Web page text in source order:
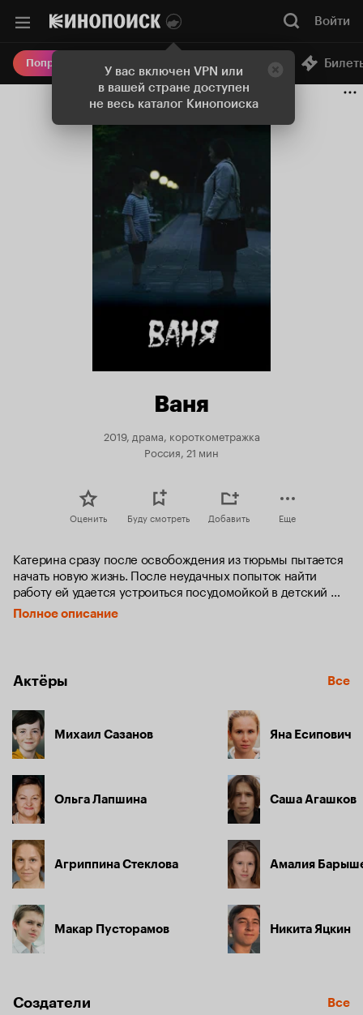
У вас включен VPN или
в вашей стране доступен
не весь каталог Кинопоиска
Войти
Попробовать Плюс Онлайн-кинотеатр
Ваня
2019, драма, короткометражка
Россия, 21 мин
Оценить Буду смотреть Добавить Еще
Катерина сразу после освобождения из тюрьмы пытается
начать новую жизнь. После неудачных попыток найти
работу ей удается устроиться посудомойкой в детский
дом. Самый младший и самый проблемный ребенок Ваня
решает, что Катерина его настоящая мама.
Полное описание
Актёры Все
Михаил Сазанов
Ольга Лапшина
Агриппина Стеклова
Макар Пусторамов
Яна Есипович
Саша Агашков
Амалия
Никита Яцкин
Создатели Все